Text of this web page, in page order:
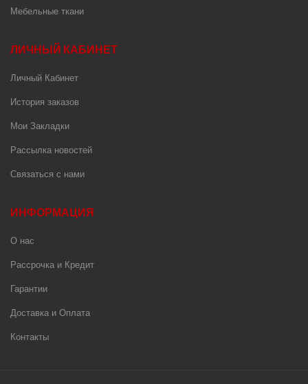
Мебельные ткани
ЛИЧНЫЙ КАБИНЕТ
Личный Кабинет
История заказов
Мои Закладки
Рассылка новостей
Связаться с нами
ИНФОРМАЦИЯ
О нас
Рассрочка и Кредит
Гарантии
Доставка и Оплата
Контакты